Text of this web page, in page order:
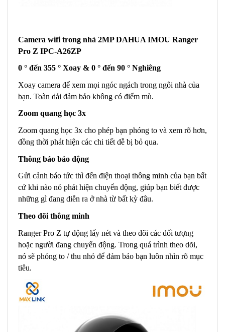
Camera wifi trong nhà 2MP DAHUA IMOU Ranger
Pro Z IPC-A26ZP
0 ° đến 355 ° Xoay & 0 ° đến 90 ° Nghiêng
Xoay camera để xem mọi ngóc ngách trong ngôi nhà của
bạn. Toàn dải đảm bảo không có điểm mù.
Zoom quang học 3x
Zoom quang học 3x cho phép bạn phóng to và xem rõ hơn,
đồng thời phát hiện các chi tiết dễ bị bỏ qua.
Thông báo báo động
Gửi cảnh báo tức thì đến điện thoại thông minh của bạn bất
cứ khi nào nó phát hiện chuyển động, giúp bạn biết được
những gì đang diễn ra ở nhà từ bất kỳ đâu.
Theo dõi thông minh
Ranger Pro Z tự động lấy nét và theo dõi các đối tượng
hoặc người đang chuyển động. Trong quá trình theo dõi,
nó sẽ phóng to / thu nhỏ để đảm bảo bạn luôn nhìn rõ mục
tiêu.